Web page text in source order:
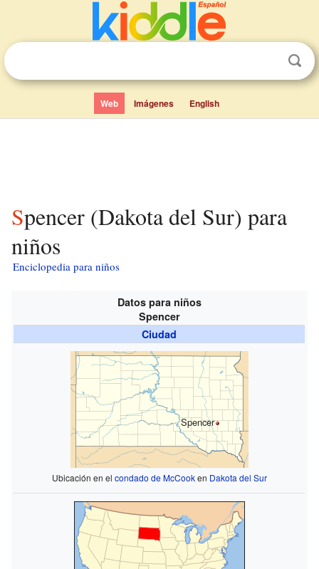
Web Imágenes English
Spencer (Dakota del Sur) para
niños
Enciclopedia para niños
Datos para niños
Spencer
Ciudad
Spencer
Ubicación en el condado de McCooken Dakota del Sur